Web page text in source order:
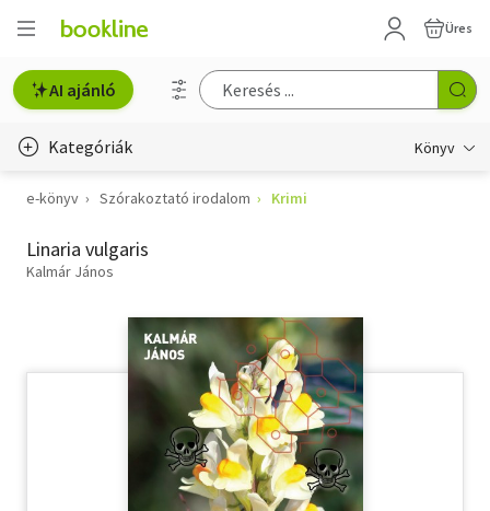
Üres
AI ajánló
Kategóriák Könyv
Életmód, egészség
Erotika
Hobbi, szabadidő
e-könyv Szórakoztató irodalom Krimi
Linaria vulgaris
Kalmár János